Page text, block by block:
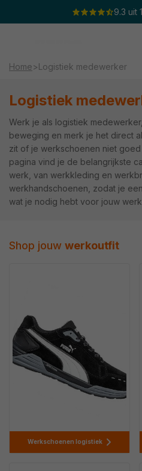
content
9.3 uit
Waar ben je naar op zoek?
Home>Logistiek medewerker
Logistiek
Werk je als logistiek
beweging en merk je het direct
zit of je werkschoenen niet
pagina vind je de belangrijkste
werk, van werkkleding en
werkhandschoenen, zodat je
wat je nodig hebt voor jouw
Shop jouw werkoutfit
Werkschoenen logistiek